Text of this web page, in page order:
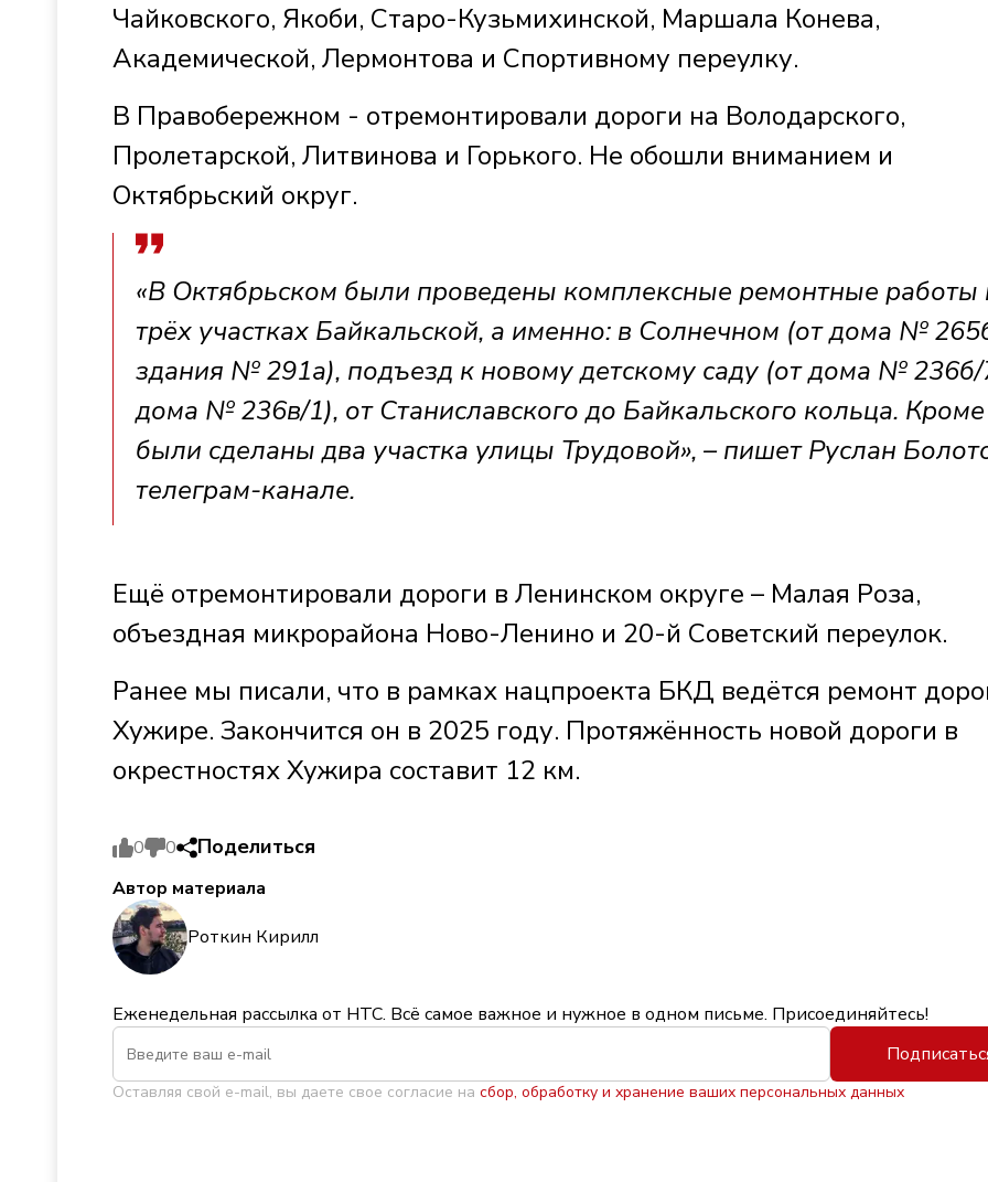
Чайковского, Якоби, Старо-Кузьмихинской, Маршала Конева,
Академической, Лермонтова и Спортивному переулку.
В Правобережном - отремонтировали дороги на Володарского,
Пролетарской, Литвинова и Горького. Не обошли вниманием и
Октябрьский округ.
«В Октябрьском были проведены комплексные ремонтные работы
трёх участках Байкальской, а именно: в Солнечном (от дома №
здания № 291а), подъезд к новому детскому саду (от дома №
дома № 236в/1), от Станиславского до Байкальского кольца. Кроме
были сделаны два участка улицы Трудовой», – пишет Руслан
телеграм-канале.
Ещё отремонтировали дороги в Ленинском округе – Малая Роза,
объездная микрорайона Ново-Ленино и 20-й Советский переулок.
Ранее мы писали, что в рамках нацпроекта БКД ведётся ремонт
Хужире. Закончится он в 2025 году. Протяжённость новой дороги в
окрестностях Хужира составит 12 км.
0 0 Поделиться
Автор материала
Роткин Кирилл
Еженедельная рассылка от НТС. Всё самое важное и нужное в одном письме. Присоединяйтесь!
Оставляя свой e-mail, вы даете свое согласие на сбор, обработку и хранение ваших персональных данных